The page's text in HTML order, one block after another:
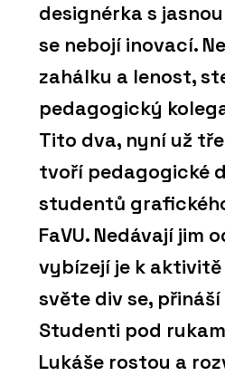
designérka s
se nebojí inovací.
zahálku a lenost,
pedagogický
Tito dva, nyní už
tvoří pedagogické
studentů
FaVU. Nedávají jim
vybízejí je k aktivitě
světe div se,
Studenti pod
Lukáše rostou a